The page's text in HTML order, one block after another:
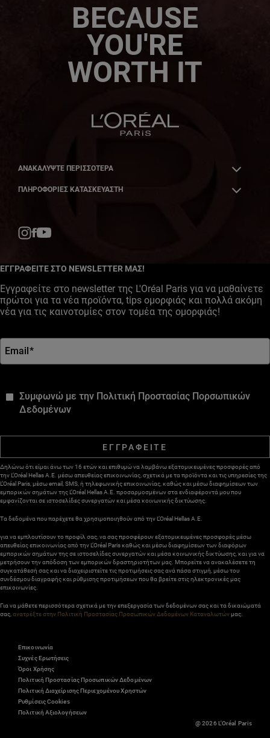
BECAUSE
YOU'RE
WORTH IT
ΑΝΑΚΑΛΎΨΤΕ ΠΕΡΙΣΣΌΤΕΡΑ
ΠΛΗΡΟΦΟΡΙΕΣ ΚΑΤΑΣΚΕΥΑΣΤΗ
ΕΓΓΡΑΦΕΙΤΕ ΣΤΟ NEWSLETTER ΜΑΣ!
Εγγραφείτε στο newsletter της L'Oréal Paris για να μαθαίνετε
πρώτοι για τα νέα προϊόντα, tips ομορφιάς και πολλά ακόμη
νέα για τις καινοτομίες στον τομέα της ομορφιάς!
Email*
Συμφωνώ με την Πολιτική Προστασίας Πορσωπικών
Δεδομένων
ΕΓΓΡΑΦΕΙΤΕ
Δηλώνω ότι είμαι άνω των 16 ετών και επιθυμώ να λαμβάνω εξατομικευμένες προσφορές από
την L’Oréal Hellas A.E. μέσω απευθείας επικοινωνίας, σχετικά με τα προϊόντα και τις υπηρεσίες της
L’Oréal Paris, μέσω email, SMS, ή τηλεφωνικής επικοινωνίας, καθώς και μέσω διαφημίσεων των
εμπορικών σημάτων της L’Oréal Hellas A.E. προσαρμοσμένων στα ενδιαφέροντά μου που
εμφανίζονται σε ιστοσελίδες συνεργατών και μέσα κοινωνικής δικτύωσης.
Τα δεδομένα που παρέχετε θα χρησιμοποιηθούν από την L’Oréal Hellas A.E.
για να εμπλουτίσουν το προφίλ σας, να σας προσφέρουν εξατομικευμένες προσφορές μέσω
απευθείας επικοινωνίας από την L’Oréal Paris καθώς και μέσω διαφημίσεων των διαφόρων
εμπορικών σημάτων της σε ιστοσελίδες συνεργατών και μέσα κοινωνικής δικτύωσης, και για να
μετρήσουν την απόδοση των εμπορικών δραστηριοτήτων μας. Μπορείτε να ανακαλέσετε τη
συγκατάθεσή σας και να διαχειριστείτε τις προτιμήσεις σας ανά πάσα στιγμή, μέσω του
συνδέσμου διαγραφής και ρύθμισης προτιμήσεων που θα βρείτε στις ηλεκτρονικές μας
επικοινωνίες.
Για να μάθετε περισσότερα σχετικά με την επεξεργασία των δεδομένων σας και τα δικαιώματά
σας, ανατρέξτε στην Πολιτική Προστασίας Προσωπικών Δεδομένων Καταναλωτώνμας.
Επικοινωνία
Συχνές Ερωτήσεις
Όροι Χρήσης
Πολιτική Προστασίας Προσωπικών Δεδομένων
Πολιτική Διαχείρισης Περιεχομένου Χρηστών
Ρυθμίσεις Cookies
Πολιτική Αξιολογήσεων
@ 2026 L'Oréal Paris